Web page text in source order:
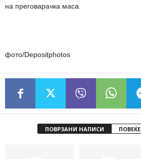
на преговарачка маса.
фото/Depositphotos
ПОВРЗАНИ НАПИСИ